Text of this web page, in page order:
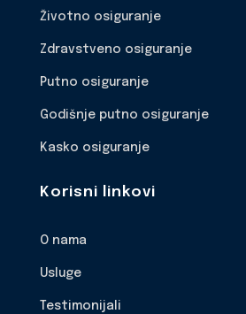
Životno osiguranje
Zdravstveno osiguranje
Putno osiguranje
Godišnje putno osiguranje
Kasko osiguranje
Korisni linkovi
O nama
Usluge
Testimonijali